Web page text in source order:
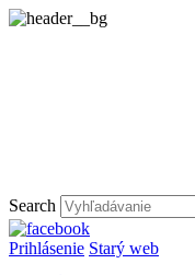
Search
Prihlásenie Starý web